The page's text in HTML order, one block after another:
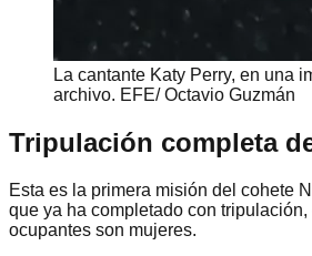
La cantante Katy Perry, en una
archivo. EFE/ Octavio Guzmán
Tripulación completa
Esta es la primera misión del cohete
que ya ha completado con
ocupantes son mujeres.